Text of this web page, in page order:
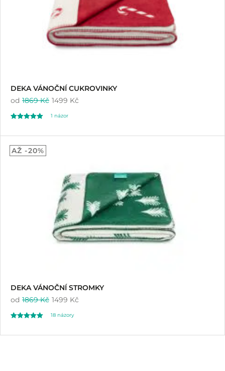
DEKA VÁNOČNÍ CUKROVINKY
od
1499 Kč
1869 Kč
z 5 na základě
1 názor
AŽ -20%
DEKA VÁNOČNÍ STROMKY
od
1499 Kč
1869 Kč
18 názory